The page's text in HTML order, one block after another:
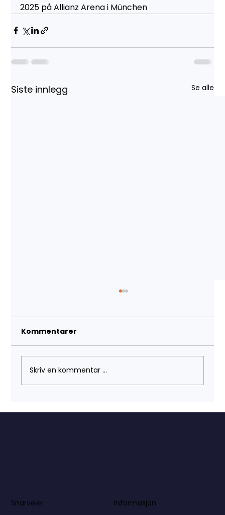
2025 på Allianz Arena i München
Siste innlegg Se alle
Manchester United har nylig avduket
planer om å bygge et nytt stadion med en
kapasitet på 100 000 seter, noe som vil
gjøre det til det...
Kommentarer
Skriv en kommentar …
Snarveier
Informasjon